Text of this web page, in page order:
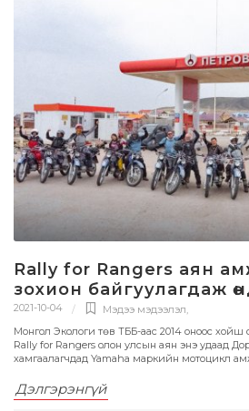
Rally for Rangers аян
зохион байгуулагдаж
2021-10-04 Мэдээ мэдээлэл,
Монгол Экологи төв ТББ-аас 2014 оноос хойш
Rally for Rangers олон улсын аян энэ удаад
хамгаалагчдад Yamaha маркийн мотоцикл
Дэлгэрэнгүй